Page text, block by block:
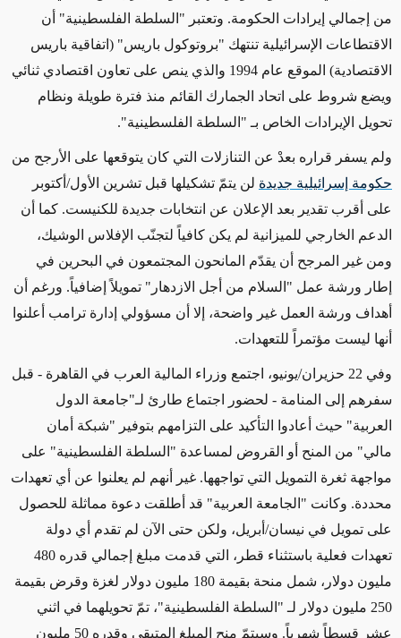
من إجمالي إيرادات الحكومة. وتعتبر "السلطة الفلسطينية" أن
الاقتطاعات الإسرائيلية تنتهك "بروتوكول باريس" (اتفاقية باريس
الاقتصادية) الموقع عام 1994 والذي ينص على تعاون اقتصادي ثنائي
ويضع شروط على اتحاد الجمارك القائم منذ فترة طويلة ونظام
تحويل الإيرادات الخاص بـ "السلطة الفلسطينية".
ولم يسفر قراره بعدْ عن التنازلات التي كان يتوقعها على الأرجح من
حكومة إسرائيلية جديدة لن يتمّ تشكيلها قبل تشرين الأول/أكتوبر
على أقرب تقدير بعد الإعلان عن انتخابات جديدة للكنيست. كما أن
الدعم الخارجي للميزانية لم يكن كافياً لتجنّب الإفلاس الوشيك،
ومن غير المرجح أن يقدّم المانحون المجتمعون في البحرين في
إطار ورشة عمل "السلام من أجل الازدهار" تمويلاً إضافياً. ورغم أن
أهداف ورشة العمل غير واضحة، إلا أن مسؤولي إدارة ترامب أعلنوا
أنها ليست مؤتمراً للتعهدات.
وفي 22 حزيران/يونيو، اجتمع وزراء المالية العرب في القاهرة - قبل
سفرهم إلى المنامة - لحضور اجتماع طارئ لـ"جامعة الدول
العربية" حيث أعادوا التأكيد على التزامهم بتوفير "شبكة أمان
مالي" من المنح أو القروض لمساعدة "السلطة الفلسطينية" على
مواجهة ثغرة التمويل التي تواجهها. غير أنهم لم يعلنوا عن أي تعهدات
محددة. وكانت "الجامعة العربية" قد أطلقت دعوة مماثلة للحصول
على تمويل في نيسان/أبريل، ولكن حتى الآن لم تقدم أي دولة
تعهدات فعلية باستثناء قطر، التي قدمت مبلغ إجمالي قدره 480
مليون دولار، شمل منحة بقيمة 180 مليون دولار لغزة وقرض بقيمة
250 مليون دولار لـ "السلطة الفلسطينية"، تمّ تحويلهما في اثني
عشر قسطاً شهرياً. وسيتمّ منح المبلغ المتبقي وقدره 50 مليون